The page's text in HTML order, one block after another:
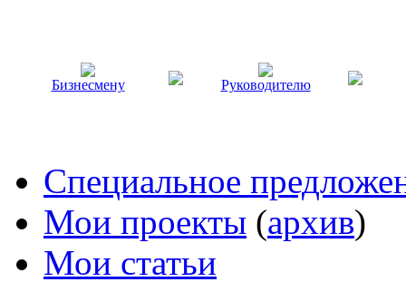
Бизнесмену Руководителю
Специальное
Мои проекты (архив)
Мои статьи